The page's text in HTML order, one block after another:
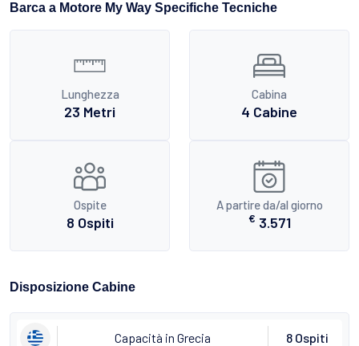
Barca a Motore My Way Specifiche Tecniche
Lunghezza
23 Metri
Cabina
4 Cabine
Ospite
8 Ospiti
A partire da/al giorno
€ 3.571
Disposizione Cabine
Capacità in Grecia 8 Ospiti